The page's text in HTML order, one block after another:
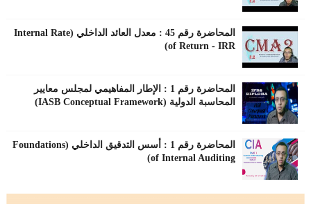
المحاضرة رقم 45 : معدل العائد الداخلي (Internal Rate
of Return - IRR)
المحاضرة رقم 1 : الإطار المفاهيمي لمجلس معايير
المحاسبة الدولية (IASB Conceptual Framework)
المحاضرة رقم 1 : أسس التدقيق الداخلي (Foundations
of Internal Auditing)